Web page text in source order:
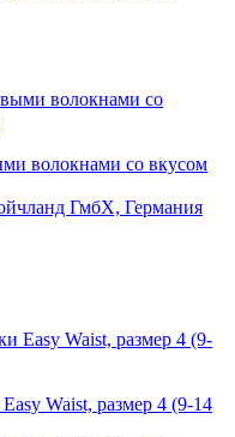
волокнами со вкусом
ГмбХ, Германия
Waist, размер 4 (9-14